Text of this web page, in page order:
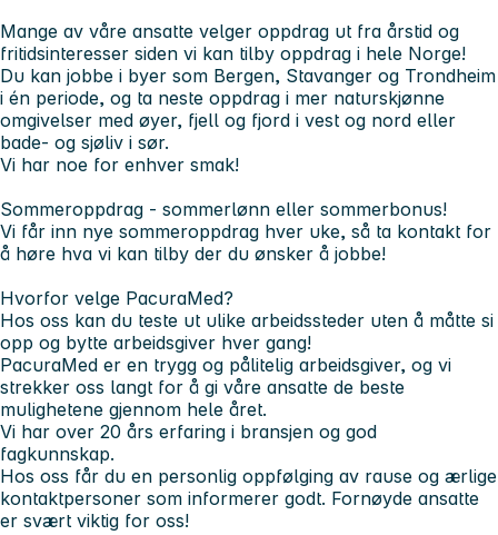
Mange av våre ansatte velger oppdrag ut fra årstid og
fritidsinteresser siden vi kan tilby oppdrag i hele Norge!
Du kan jobbe i byer som Bergen, Stavanger og Trondheim
i én periode, og ta neste oppdrag i mer naturskjønne
omgivelser med øyer, fjell og fjord i vest og nord eller
bade- og sjøliv i sør.
Vi har noe for enhver smak!
Sommeroppdrag - sommerlønn eller sommerbonus!
Vi får inn nye sommeroppdrag hver uke, så ta kontakt for
å høre hva vi kan tilby der du ønsker å jobbe!
Hvorfor velge PacuraMed?
Hos oss kan du teste ut ulike arbeidssteder uten å måtte si
opp og bytte arbeidsgiver hver gang!
PacuraMed er en trygg og pålitelig arbeidsgiver, og vi
strekker oss langt for å gi våre ansatte de beste
mulighetene gjennom hele året.
Vi har over 20 års erfaring i bransjen og god
fagkunnskap.
Hos oss får du en personlig oppfølging av rause og ærlige
kontaktpersoner som informerer godt. Fornøyde ansatte
er svært viktig for oss!